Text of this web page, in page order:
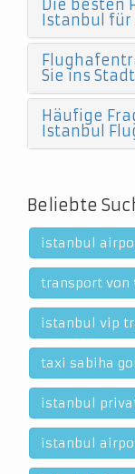
Die besten
Istanbul
Sie ins
Häufige
Istanbul
Beliebte
istanbul
transport von
istanbul vip
taxi sabiha
istanbul
istanbul